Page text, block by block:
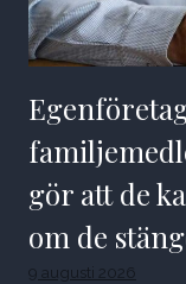
gör att de
om de
9 augusti 2026